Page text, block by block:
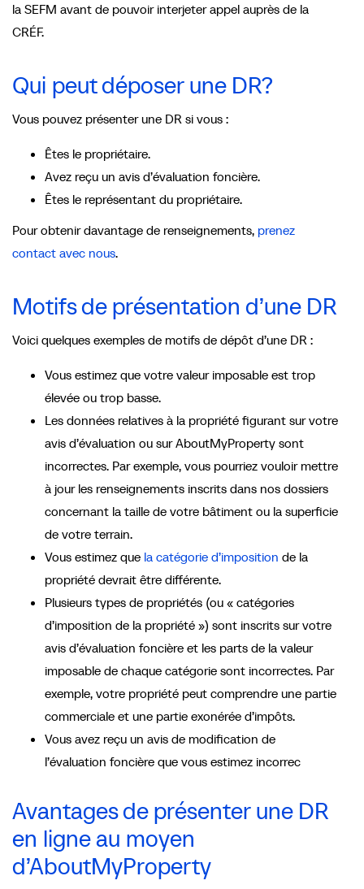
la SEFM avant de pouvoir interjeter appel auprès de la
CRÉF.
Qui peut déposer une DR?
Vous pouvez présenter une DR si vous :
Êtes le propriétaire.
Avez reçu un avis d’évaluation foncière.
Êtes le représentant du propriétaire.
Pour obtenir davantage de renseignements, prenez
contact avec nous.
Motifs de présentation d’une DR
Voici quelques exemples de motifs de dépôt d’une DR :
Vous estimez que votre valeur imposable est trop
élevée ou trop basse.
Les données relatives à la propriété figurant sur votre
avis d’évaluation ou sur AboutMyProperty sont
incorrectes. Par exemple, vous pourriez vouloir mettre
à jour les renseignements inscrits dans nos dossiers
concernant la taille de votre bâtiment ou la superficie
de votre terrain.
Vous estimez que la catégorie d’imposition de la
propriété devrait être différente.
Plusieurs types de propriétés (ou « catégories
d’imposition de la propriété ») sont inscrits sur votre
avis d’évaluation foncière et les parts de la valeur
imposable de chaque catégorie sont incorrectes. Par
exemple, votre propriété peut comprendre une partie
commerciale et une partie exonérée d’impôts.
Vous avez reçu un avis de modification de
l’évaluation foncière que vous estimez incorrec
Avantages de présenter une DR
en ligne au moyen
d’AboutMyProperty